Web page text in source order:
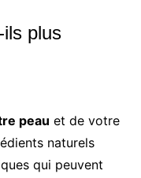
plus
peau et de votre
naturels
qui peuvent